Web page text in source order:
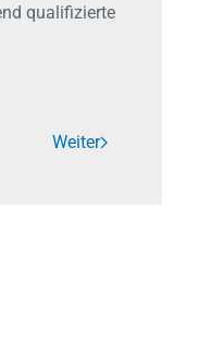
qualifizierte
Weiter